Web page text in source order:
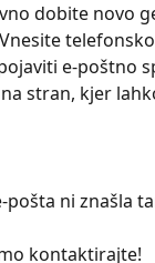
dobite novo
e-poštno
stran, kjer
ni znašla
kontaktirajte!